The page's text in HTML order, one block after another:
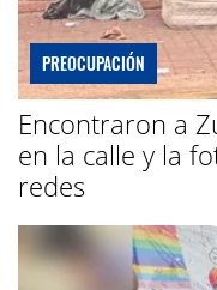
PREOCUPACIÓN
Encontraron a
en la calle y la
redes